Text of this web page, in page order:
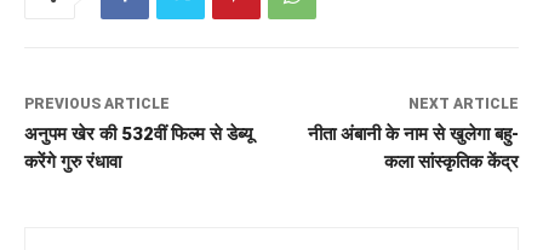
PREVIOUS ARTICLE
अनुपम खेर की 532वीं फिल्म से डेब्यू
करेंगे गुरु रंधावा
NEXT ARTICLE
नीता अंबानी के नाम से खुलेगा बहु-
कला सांस्कृतिक केंद्र